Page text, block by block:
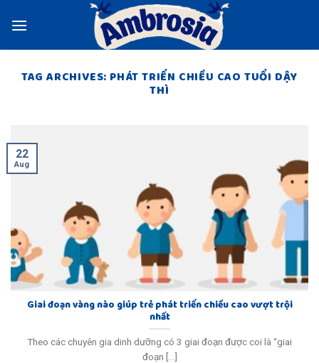
TAG ARCHIVES: PHÁT TRIỂN CHIỀU CAO TUỔI DẬY
THÌ
Giai đoạn vàng nào giúp trẻ phát triển chiều cao vượt trội
nhất
Theo các chuyên gia dinh dưỡng có 3 giai đoạn được coi là “giai
đoạn [...]
22
Aug